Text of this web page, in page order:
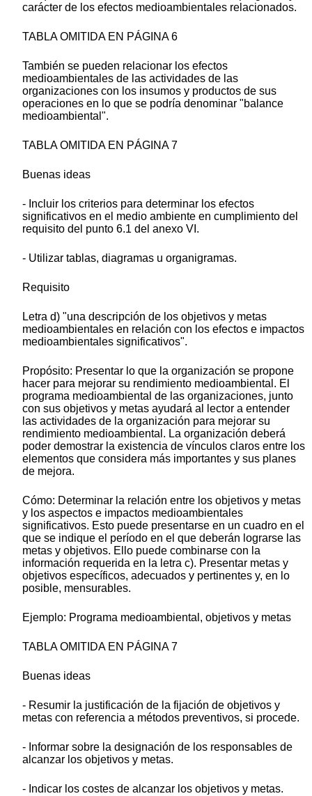
carácter de los efectos medioambientales relacionados.
TABLA OMITIDA EN PÁGINA 6
También se pueden relacionar los efectos
medioambientales de las actividades de las
organizaciones con los insumos y productos de sus
operaciones en lo que se podría denominar "balance
medioambiental".
TABLA OMITIDA EN PÁGINA 7
Buenas ideas
- Incluir los criterios para determinar los efectos
significativos en el medio ambiente en cumplimiento del
requisito del punto 6.1 del anexo VI.
- Utilizar tablas, diagramas u organigramas.
Requisito
Letra d) "una descripción de los objetivos y metas
medioambientales en relación con los efectos e impactos
medioambientales significativos".
Propósito: Presentar lo que la organización se propone
hacer para mejorar su rendimiento medioambiental. El
programa medioambiental de las organizaciones, junto
con sus objetivos y metas ayudará al lector a entender
las actividades de la organización para mejorar su
rendimiento medioambiental. La organización deberá
poder demostrar la existencia de vínculos claros entre los
elementos que considera más importantes y sus planes
de mejora.
Cómo: Determinar la relación entre los objetivos y metas
y los aspectos e impactos medioambientales
significativos. Esto puede presentarse en un cuadro en el
que se indique el período en el que deberán lograrse las
metas y objetivos. Ello puede combinarse con la
información requerida en la letra c). Presentar metas y
objetivos específicos, adecuados y pertinentes y, en lo
posible, mensurables.
Ejemplo: Programa medioambiental, objetivos y metas
TABLA OMITIDA EN PÁGINA 7
Buenas ideas
- Resumir la justificación de la fijación de objetivos y
metas con referencia a métodos preventivos, si procede.
- Informar sobre la designación de los responsables de
alcanzar los objetivos y metas.
- Indicar los costes de alcanzar los objetivos y metas.